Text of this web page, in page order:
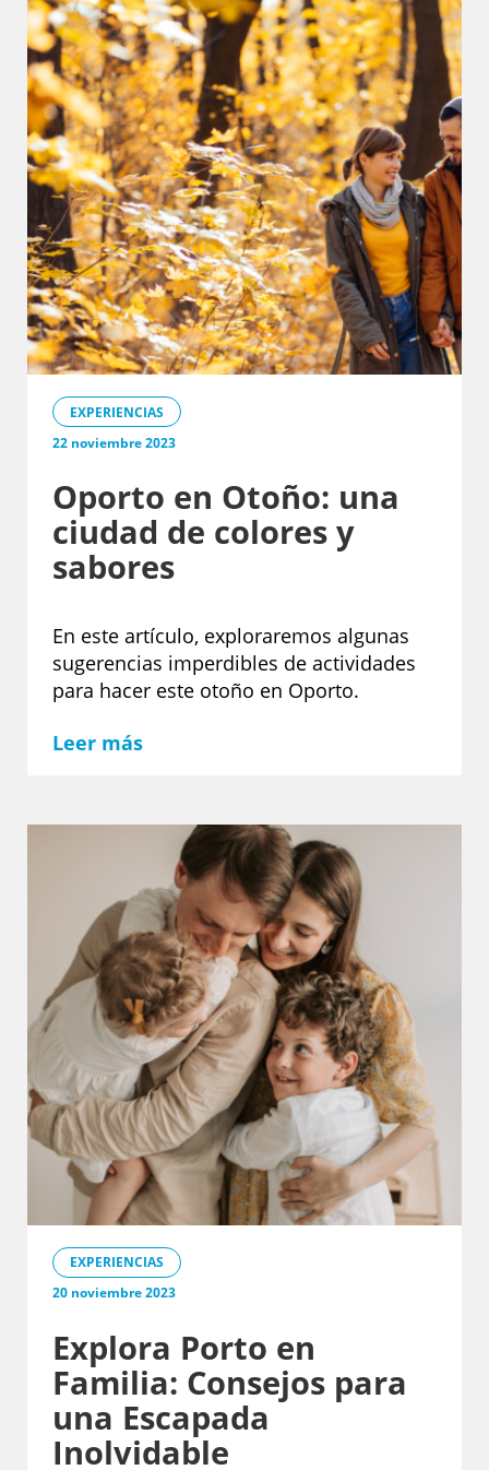
EXPERIENCIAS
22 noviembre 2023
Oporto en Otoño: una
ciudad de colores y
sabores
En este artículo, exploraremos algunas
sugerencias imperdibles de actividades
para hacer este otoño en Oporto.
Leer más
EXPERIENCIAS
20 noviembre 2023
Explora Porto en
Familia: Consejos para
una Escapada
Inolvidable